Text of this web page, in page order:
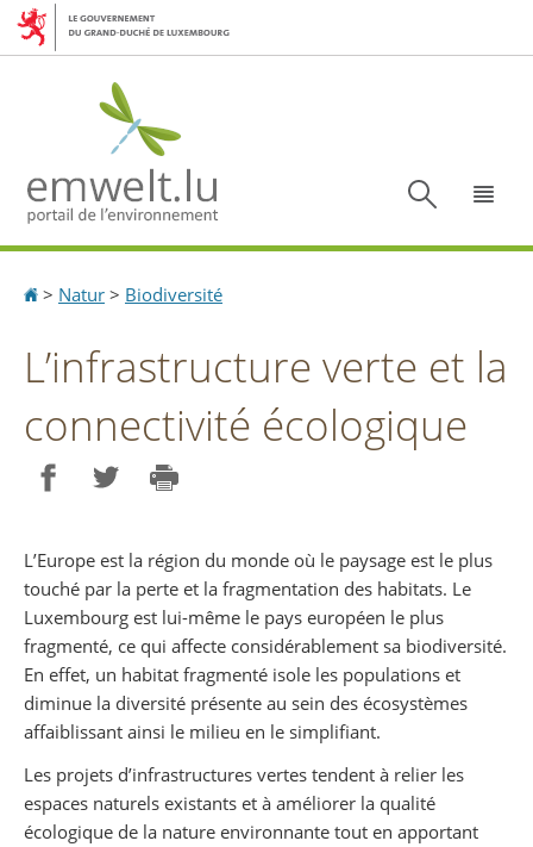
Aller
Aller
Accueil
> Natur > Biodiversité
L’infrastructure verte et la
connectivité écologique
L’Europe est la région du monde où le paysage est le plus
touché par la perte et la fragmentation des habitats. Le
Luxembourg est lui-même le pays européen le plus
fragmenté, ce qui affecte considérablement sa biodiversité.
En effet, un habitat fragmenté isole les populations et
diminue la diversité présente au sein des écosystèmes
affaiblissant ainsi le milieu en le simplifiant.
Les projets d’infrastructures vertes tendent à relier les
espaces naturels existants et à améliorer la qualité
écologique de la nature environnante tout en apportant